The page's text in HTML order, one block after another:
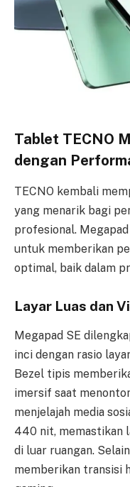
Tablet TECNO
dengan
TECNO kembali
yang menarik bagi
profesional.
untuk memberikan
optimal, baik dalam
Layar Luas dan
Megapad SE
inci dengan rasio
Bezel tipis
imersif saat
menjelajah media
440 nit, memastikan
di luar ruangan.
memberikan transisi